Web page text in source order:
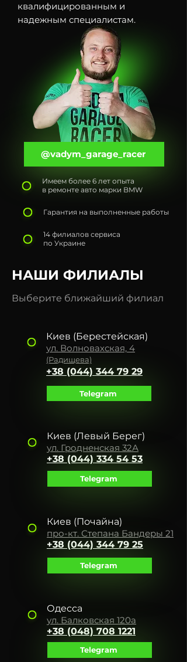
квалифицированным и
надежным специалистам.
@vadym_garage_racer
Имеем более 6 лет опыта
в ремонте авто марки BMW
Гарантия на выполненные работы
14 филиалов сервиса
по Украине
НАШИ ФИЛИАЛЫ
Выберите ближайший филиал
Киев (Берестейская)
ул. Волновахская, 4
(Радищева)
+38 (044) 344 79 29
Telegram
Киев (Левый Берег)
ул. Гродненская 32А
+38 (044) 334 54 53
Telegram
Киев (Почайна)
про-кт. Степана Бандеры 21
+38 (044) 344 79 25
Telegram
Одесса
ул. Балковская 120а
+38 (048) 708 1221
Telegram